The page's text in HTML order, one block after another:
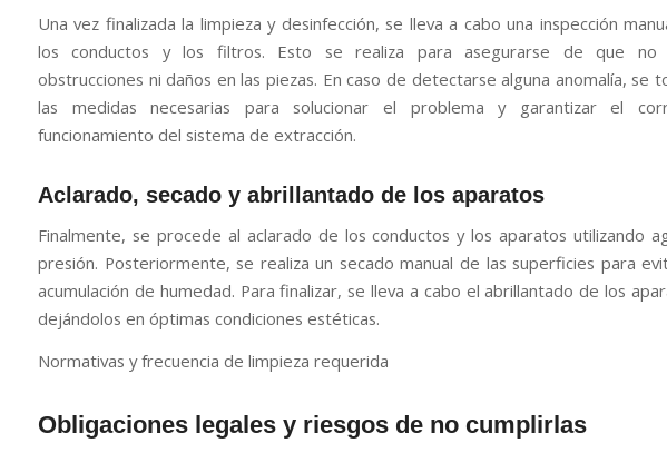
Una vez finalizada la limpieza y desinfección, se lleva a cabo una inspección
los conductos y los filtros. Esto se realiza para asegurarse de que no
obstrucciones ni daños en las piezas. En caso de detectarse alguna anomalía, se
las medidas necesarias para solucionar el problema y garantizar el
funcionamiento del sistema de extracción.
Aclarado, secado y abrillantado de los aparatos
Finalmente, se procede al aclarado de los conductos y los aparatos utilizando
presión. Posteriormente, se realiza un secado manual de las superficies para
acumulación de humedad. Para finalizar, se lleva a cabo el abrillantado de los
dejándolos en óptimas condiciones estéticas.
Normativas y frecuencia de limpieza requerida
Obligaciones legales y riesgos de no cumplirlas